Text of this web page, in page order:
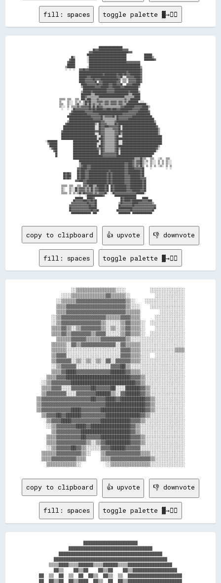
fill: spaces toggle palette ▓→✊🏽
copy to clipboard 👍 upvote 👎 downvote
fill: spaces toggle palette ▓→✊🏽
              ░░▒▒▒▒▒▒▒▒▒▒▒▒▒▒▒▒░░░░          ░░░░░░░░░░░░░░
          ░░░░▒▒▒▒▒▒▒▒▒▒▒▒▒▒▓▓▒▒▒▒▒▒░░          ░░░░░░░░░░░░
        ░░▒▒▒▒▒▒▓▓▓▓▓▓▓▓▓▓▓▓▓▓▓▓▓▓▓▓▒▒░░    ░░░░░░░░░░░░░░░░
        ▒▒▒▒▓▓▓▓▓▓▓▓▓▓▓▓▓▓▓▓▓▓▓▓▓▓▓▓▒▒░░░░    ░░░░░░░░░░░░░░
        ▒▒▒▒▓▓▓▓▓▓▓▓▓▓▓▓▓▓▓▓▓▓▓▓▓▓▓▓▒▒▒▒▒▒        ░░░░░░░░░░
      ░░▒▒▓▓▓▓▓▓▓▓▓▓▓▓▓▓▓▓▓▓▒▒▒▒▒▒▓▓▓▓▒▒▒▒      ░░░░░░░░░░░░
      ░░▒▒▓▓▓▓▓▓▓▓▓▓▓▓▓▓▓▓▒▒░░░░░░▒▒▓▓▒▒▒▒░░  ░░░░░░░░░░░░░░
      ▒▒▒▒▓▓▒▒░░▒▒▓▓▓▓▓▓▓▓▒▒░░▒▒░░▒▒▓▓▒▒▒▒░░    ░░░░░░░░░░░░
      ▒▒▒▒▓▓▒▒▓▓▓▓▓▓▓▓▒▒▓▓▓▓░░░░░░▒▒▓▓▒▒▒▒░░  ░░░░░░░░░░░░░░
        ▒▒▒▒▒▒▓▓▓▓▓▓▒▒▒▒▒▒▓▓▓▓▓▓▓▓▓▓▒▒░░░░░░░░░░░░░░░░░░░░░░
      ▒▒▒▒▒▒░░▓▓▒▒▓▓▓▓▓▓▓▓▓▓▓▓▓▓░░▓▓▒▒▒▒▒▒░░░░░░░░░░░░░░░░░░
      ▒▒▒▒▒▒░░░░░░░░░░░░░░░░░░░░░░▓▓▓▓▒▒▒▒░░░░░░░░░░░░░░▒▒▒▒
      ▒▒▓▓▓▓░░░░░░░░░░░░░░░░░░░░░░▓▓▓▓▒▒▒▒░░░░  ░░░░░░░░░░░░
      ▒▒▓▓▓▓▓▓░░▒▒░░▒▒░░▒▒░░▓▓░░▓▓▓▓▓▓▒▒▒▒░░░░░░░░░░░░░░░░░░
      ░░▒▒▓▓▓▓▓▓░░░░░░░░░░░░░░▓▓▓▓██▒▒░░░░░░░░░░░░░░░░░░░░░░
      ▒▒▒▒▓▓████▓▓▓▓▓▓▓▓▓▓▓▓▓▓██████▓▓▒▒▒▒░░░░░░░░░░░░░░░░░░
    ▒▒▒▒▓▓▓▓██████████████████████████▓▓▓▓▒▒░░░░░░░░░░░░░░░░
  ░░▒▒▓▓▓▓▓▓▓▓██████████████████████████▓▓▒▒░░░░░░░░░░░░░░░░
  ▒▒▒▒▓▓▓▓░░░░▓▓▓▓▓▓▓▓██▓▓▓▓▓▓██░░░░██████▓▓▒▒░░░░░░░░░░░░░░
  ▒▒▓▓▓▓▓▓▓▓░░░░▓▓▓▓▓▓▓▓██████▒▒░░▓▓██████▓▓▒▒░░░░░░░░░░░░░░
▒▒▓▓▓▓▓▓▓▓▓▓▓▓▓▓▓▓▓▓▓▓██▓▓▓▓████▓▓██████████▓▓▒▒░░░░░░░░░░░░
▒▒▓▓▓▓▓▓▓▓▓▓▓▓▓▓▓▓▓▓▓▓▓▓▓▓▓▓████████████████▓▓▒▒░░░░░░░░░░░░
▒▒▓▓▓▓▓▓▓▓▓▓▓▓████▓▓▓▓▓▓▓▓██████████████████▓▓▒▒░░░░░░░░░░░░
  ▒▒▓▓▓▓██▓▓██████▓▓▓▓▓▓▓▓▓▓██████████████▓▓▒▒░░░░░░░░░░░░░░
    ▒▒▓▓▓▓████▓▓▓▓▓▓▓▓▓▓▓▓████████████▓▓▓▓▒▒░░░░░░░░░░░░░░░░
    ░░▒▒▓▓▓▓▓▓▓▓████▓▓████████████████▓▓▒▒░░░░░░░░░░░░░░░░░░
      ▒▒▓▓▓▓▓▓▓▓▓▓████████████████████▓▓▒▒░░░░░░░░░░░░░░░░░░
    ▒▒▒▒▓▓▓▓▓▓▓▓▓▓██▓▓▓▓▓▓████████████▓▓▓▓▒▒░░░░░░░░░░░░░░░░
    ▒▒▒▒▓▓▓▓▓▓▓▓▓▓▓▓▒▒░░▒▒▓▓██████████▓▓▓▓▒▒░░░░░░░░░░░░░░░░
    ░░▒▒▓▓▓▓▓▓██▓▓▒▒░░░░░░▓▓▓▓██████▓▓▓▓▓▓░░░░░░░░░░░░░░░░░░
  ▒▒▒▒▒▒▓▓▓▓▓▓▓▓▓▓▒▒░░    ▒▒▓▓▓▓▓▓▓▓▓▓▓▓▓▓▒▒▒▒░░░░░░░░░░░░░░
  ▒▒▒▒▓▓▓▓▓▓▓▓▓▓▒▒▒▒      ▒▒▒▒▓▓▓▓▓▓▓▓▓▓▓▓▓▓▓▓▒▒░░░░░░░░░░░░
copy to clipboard 👍 upvote 👎 downvote
fill: spaces toggle palette ▓→✊🏽
                    ██████████████████████
              ██████████████████████████████████
          ██████████████████████████████████████████
        ██████████████████████████████████████████████
      ▒▒▒▒████▒▒▒▒██████▒▒▒▒██████▒▒▒▒██████████████████
        ██▒▒    ██▒▒██    ██▒▒██    ██▒▒██████████████████
  ██  ▒▒  ██  ▒▒  ██  ██▒▒  ██▒▒  ▒▒  ██████████████████████
  ██  ██▒▒██  ██▒▒████  ██▒▒  ██  ██▒▒██████████████████████